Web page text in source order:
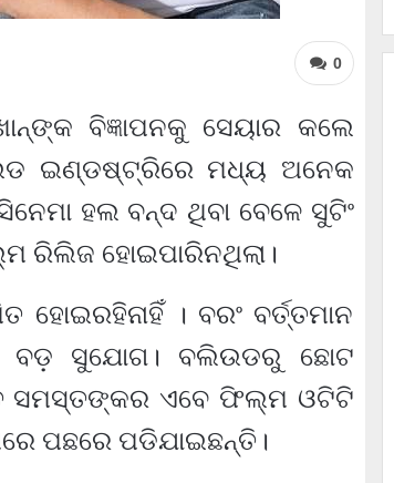
0
ବିଜ୍ଞାପନକୁ ସେୟାର କଲେ
ଇଣ୍ଡଷ୍ଟ୍ରିରେ ମଧ୍ୟ ଅନେକ
ହଲ ବନ୍ଦ ଥିବା ବେଳେ ସୁଟିଂ
ରିଲିଜ ହୋଇପାରିନଥିଲା।
ହୋଇରହିନାହିଁ । ବରଂ ବର୍ତ୍ତମାନ
ବଡ଼ ସୁଯୋଗ। ବଲିଉଡରୁ ଛୋଟ
ସମସ୍ତଙ୍କର ଏବେ ଫିଲ୍ମ ଓଟିଟି
ପଛରେ ପଡିଯାଇଛନ୍ତି।